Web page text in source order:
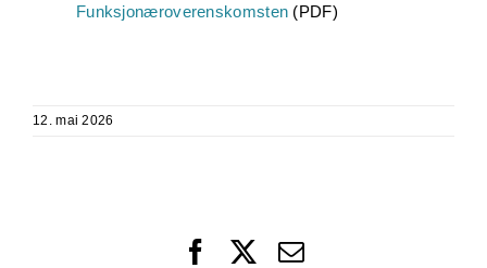
Funksjonæroverenskomsten (PDF)
12. mai 2026
FacebookEmail